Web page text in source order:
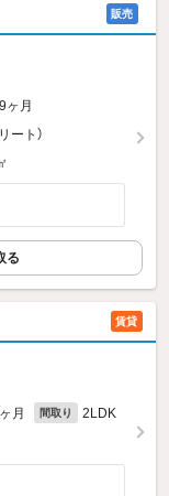
販売
ヶ月
ート）
る
賃貸
月 間取り 2LDK